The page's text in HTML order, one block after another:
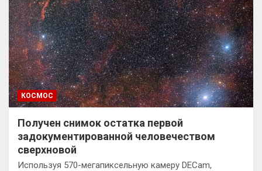
КОСМОС
Получен снимок остатка первой
задокументированной человечеством
сверхновой
Используя 570-мегапиксельную камеру DECam,